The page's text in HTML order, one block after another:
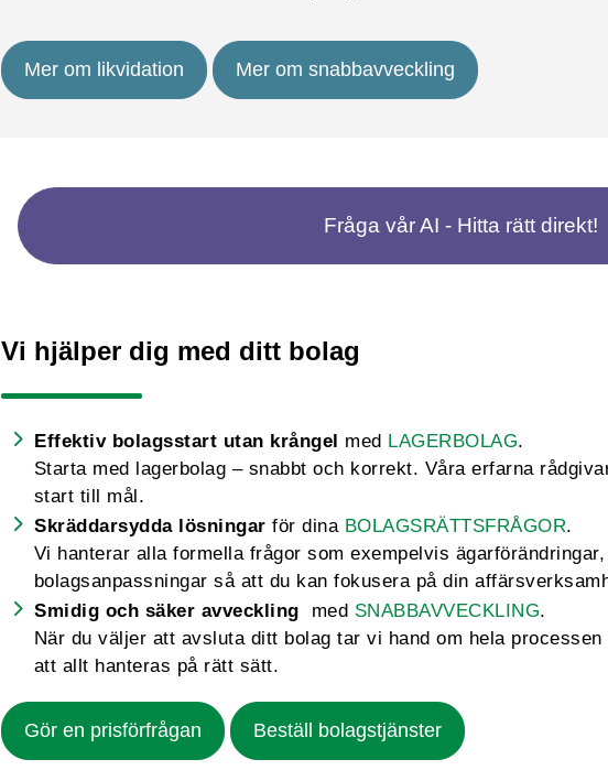
Mer om likvidation Mer om snabbavveckling
Fråga vår AI - Hitta rätt direkt!
Vi hjälper dig med ditt bolag
Effektiv bolagsstart utan krångel med LAGERBOLAG.
Starta med lagerbolag – snabbt och korrekt. Våra erfarna
start till mål.
Skräddarsydda lösningar för dina BOLAGSRÄTTSFRÅGOR.
Vi hanterar alla formella frågor som exempelvis
bolagsanpassningar så att du kan fokusera på din
Smidig och säker avveckling med SNABBAVVECKLING.
När du väljer att avsluta ditt bolag tar vi hand om hela
att allt hanteras på rätt sätt.
Gör en prisförfrågan Beställ bolagstjänster